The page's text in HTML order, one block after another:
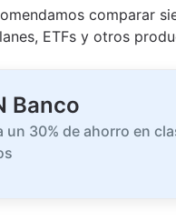
comparar
ETFs y otros
Banco
un 30% de ahorro en